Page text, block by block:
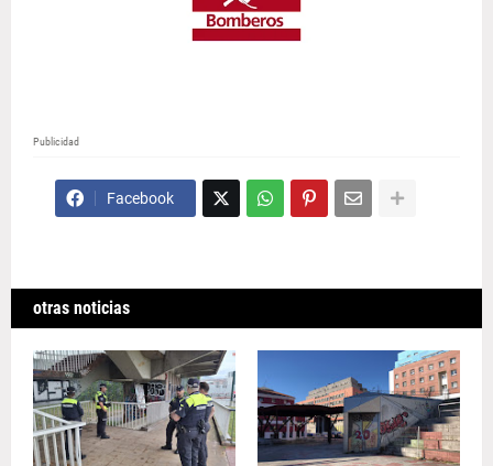
Publicidad
Facebook
otras noticias